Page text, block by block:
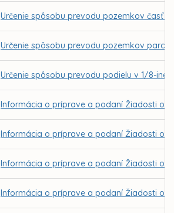
Určenie spôsobu prevodu pozemkov časť
Určenie spôsobu prevodu pozemkov parc. C
Určenie spôsobu prevodu podielu v 1/8-ine
Informácia o príprave a podaní Žiadosti o
Informácia o príprave a podaní Žiadosti o
Informácia o príprave a podaní Žiadosti o
Informácia o príprave a podaní Žiadosti o